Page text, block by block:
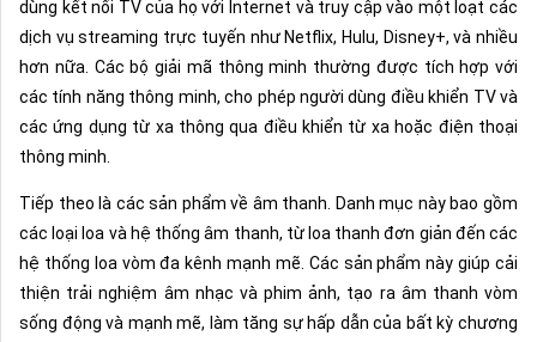
dùng kết nối TV của họ với Internet và truy cập vào một loạt các
dịch vụ streaming trực tuyến như Netflix, Hulu, Disney+, và nhiều
hơn nữa. Các bộ giải mã thông minh thường được tích hợp với
các tính năng thông minh, cho phép người dùng điều khiển TV và
các ứng dụng từ xa thông qua điều khiển từ xa hoặc điện thoại
thông minh.
Tiếp theo là các sản phẩm về âm thanh. Danh mục này bao gồm
các loại loa và hệ thống âm thanh, từ loa thanh đơn giản đến các
hệ thống loa vòm đa kênh mạnh mẽ. Các sản phẩm này giúp cải
thiện trải nghiệm âm nhạc và phim ảnh, tạo ra âm thanh vòm
sống động và mạnh mẽ, làm tăng sự hấp dẫn của bất kỳ chương